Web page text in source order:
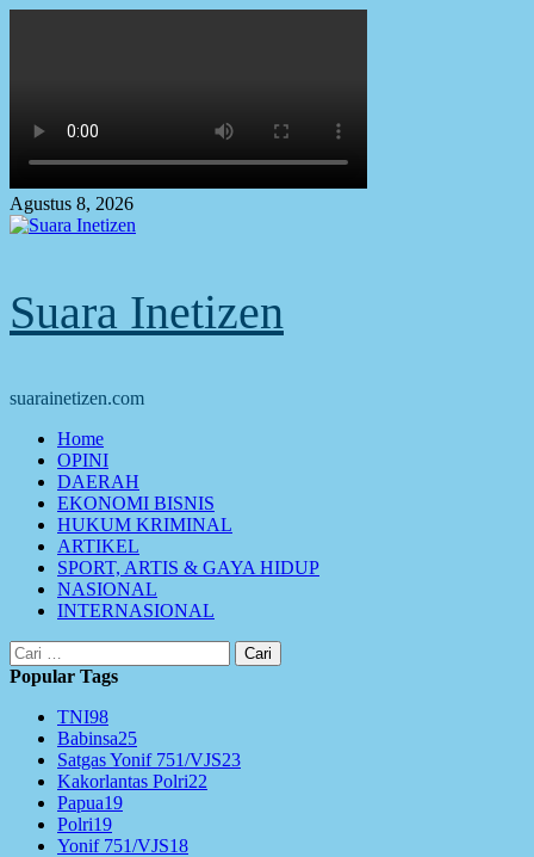
Agustus 8, 2026
Suara Inetizen
suarainetizen.com
Primary
Menu
Home
OPINI
DAERAH
EKONOMI BISNIS
HUKUM KRIMINAL
ARTIKEL
SPORT, ARTIS & GAYA HIDUP
NASIONAL
INTERNASIONAL
Cari
untuk:
Popular Tags
TNI98
Babinsa25
Satgas Yonif 751/VJS23
Kakorlantas Polri22
Papua19
Polri19
Yonif 751/VJS18